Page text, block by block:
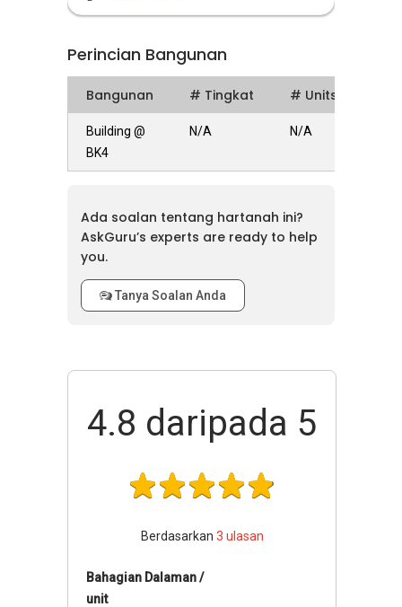
Perincian Bangunan
Bangunan # Tingkat # Units
Building @
BK4
N/A N/A
Ada soalan tentang hartanah ini?
AskGuru’s experts are ready to help
you.
Tanya Soalan Anda
4.8 daripada 5
Berdasarkan 3 ulasan
Bahagian Dalaman /
unit